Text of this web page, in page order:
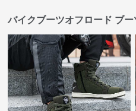
バイクブーツオフロード ブ